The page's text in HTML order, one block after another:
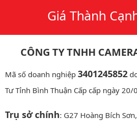
Giá Thành
CÔNG TY TNHH
Mã số doanh nghiệp 3401245852
Tư Tỉnh Bình Thuận Cấp cấp ngày
Trụ sở chính: G27 Hoàng Bích